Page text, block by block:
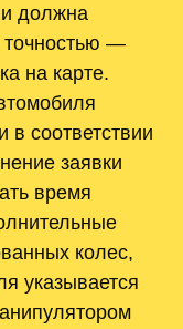
должна
точностью —
на карте.
в соответствии
заявки
время
колес,
указывается